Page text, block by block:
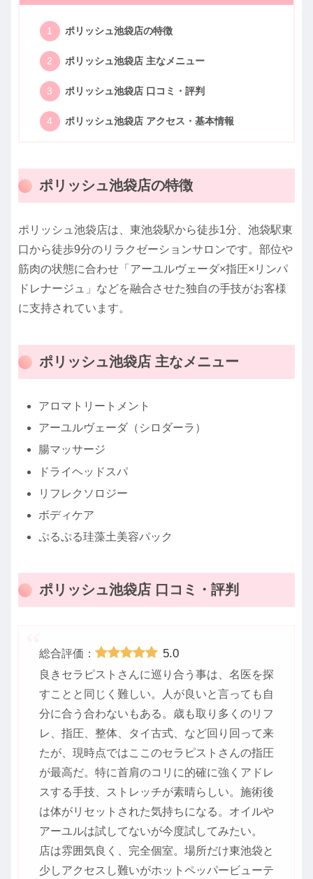
ポリッシュ池袋店の特徴
ポリッシュ池袋店 主なメニュー
ポリッシュ池袋店 口コミ・評判
ポリッシュ池袋店 アクセス・基本情報
ポリッシュ池袋店の特徴
ポリッシュ池袋店は、東池袋駅から徒歩1分、池袋駅東
口から徒歩9分のリラクゼーションサロンです。部位や
筋肉の状態に合わせ「アーユルヴェーダ×指圧×リンパ
ドレナージュ」などを融合させた独自の手技がお客様
に支持されています。
ポリッシュ池袋店 主なメニュー
アロマトリートメント
アーユルヴェーダ（シロダーラ）
腸マッサージ
ドライヘッドスパ
リフレクソロジー
ボディケア
ぷるぷる珪藻土美容パック
ポリッシュ池袋店 口コミ・評判
総合評価： 5.0
良きセラピストさんに巡り合う事は、名医を探
すことと同じく難しい。人が良いと言っても自
分に合う合わないもある。歳も取り多くのリフ
レ、指圧、整体、タイ古式、など回り回って来
たが、現時点ではここのセラピストさんの指圧
が最高だ。特に首肩のコリに的確に強くアドレ
スする手技、ストレッチが素晴らしい。施術後
は体がリセットされた気持ちになる。オイルや
アーユルは試してないが今度試してみたい。
店は雰囲気良く、完全個室。場所だけ東池袋と
少しアクセスし難いがホットペッパービューテ